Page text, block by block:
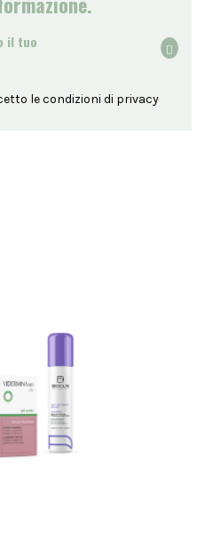
il tuo
le condizioni di privacy